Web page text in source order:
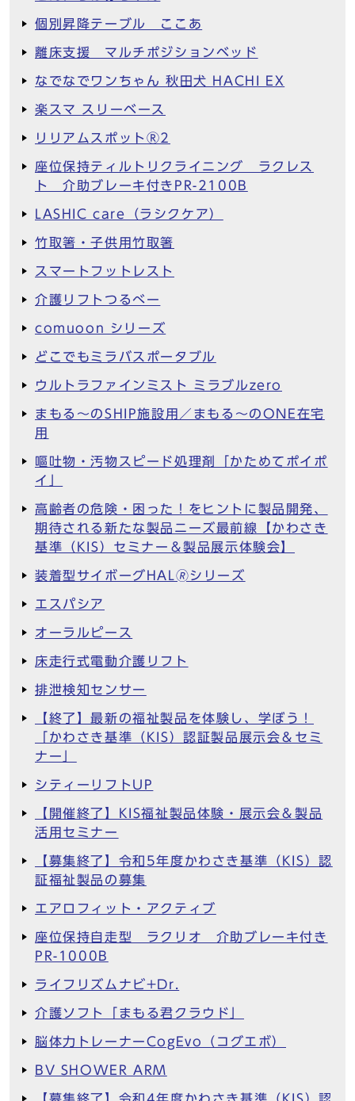
個別昇降テーブル ここあ
離床支援 マルチポジションベッド
なでなでワンちゃん 秋田犬 HACHI EX
楽スマ スリーベース
リリアムスポットⓇ2
座位保持ティルトリクライニング ラクレス
ト 介助ブレーキ付きPR-2100B
LASHIC care（ラシクケア）
竹取箸・子供用竹取箸
スマートフットレスト
介護リフトつるべー
comuoon シリーズ
どこでもミラバスポータブル
ウルトラファインミスト ミラブルzero
まもる～のSHIP施設用／まもる～のONE在宅
用
嘔吐物・汚物スピード処理剤「かためてポイポ
イ」
高齢者の危険・困った！をヒントに製品開発、
期待される新たな製品ニーズ最前線【かわさき
基準（KIS）セミナー＆製品展示体験会】
装着型サイボーグHAL🄬シリーズ
エスパシア
オーラルピース
床走行式電動介護リフト
排泄検知センサー
【終了】最新の福祉製品を体験し、学ぼう！
「かわさき基準（KIS）認証製品展示会＆セミ
ナー」
シティーリフトUP
【開催終了】KIS福祉製品体験・展示会＆製品
活用セミナー
【募集終了】令和5年度かわさき基準（KIS）認
証福祉製品の募集
エアロフィット・アクティブ
座位保持自走型 ラクリオ 介助ブレーキ付き
PR-1000B
ライフリズムナビ+Dr.
介護ソフト「まもる君クラウド」
脳体力トレーナーCogEvo（コグエボ）
BV SHOWER ARM